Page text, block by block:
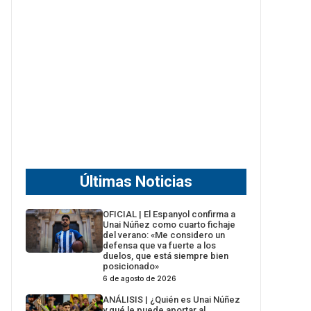
Últimas Noticias
OFICIAL | El Espanyol confirma a
Unai Núñez como cuarto fichaje
del verano: «Me considero un
defensa que va fuerte a los
duelos, que está siempre bien
posicionado»
6 de agosto de 2026
ANÁLISIS | ¿Quién es Unai Núñez